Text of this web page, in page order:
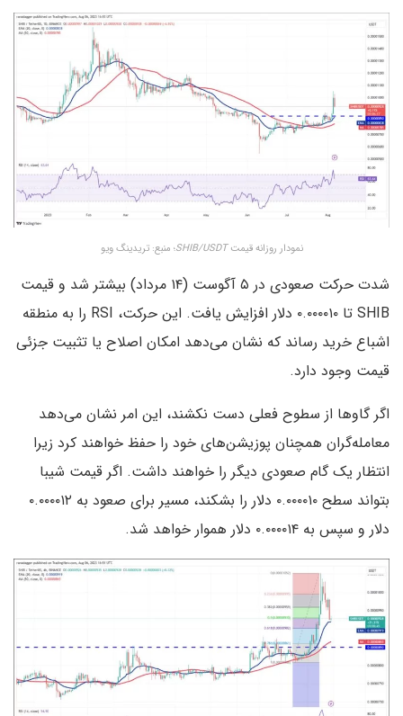
نمودار روزانه قیمتSHIB/USDT؛ منبع: تریدینگ ویو
شدت حرکت صعودی در ۵ آگوست (۱۴ مرداد) بیشتر شد و قیمت
SHIB تا ۰.۰۰۰۰۱۰ دلار افزایش یافت. این حرکت، RSI را به منطقه‌
اشباع خرید رساند که نشان می‌دهد امکان اصلاح یا تثبیت جزئی
قیمت وجود دارد.
اگر گاوها از سطوح فعلی دست نکشند، این امر نشان می‌دهد
معامله‌گران همچنان پوزیشن‌های خود را حفظ خواهند کرد زیرا
انتظار یک گام صعودی دیگر را خواهند داشت. اگر قیمت شیبا
بتواند سطح ۰.۰۰۰۰۱۰ دلار را بشکند، مسیر برای صعود به ۰.۰۰۰۰۱۲
دلار و سپس به ۰.۰۰۰۰۱۴ دلار هموار خواهد شد.